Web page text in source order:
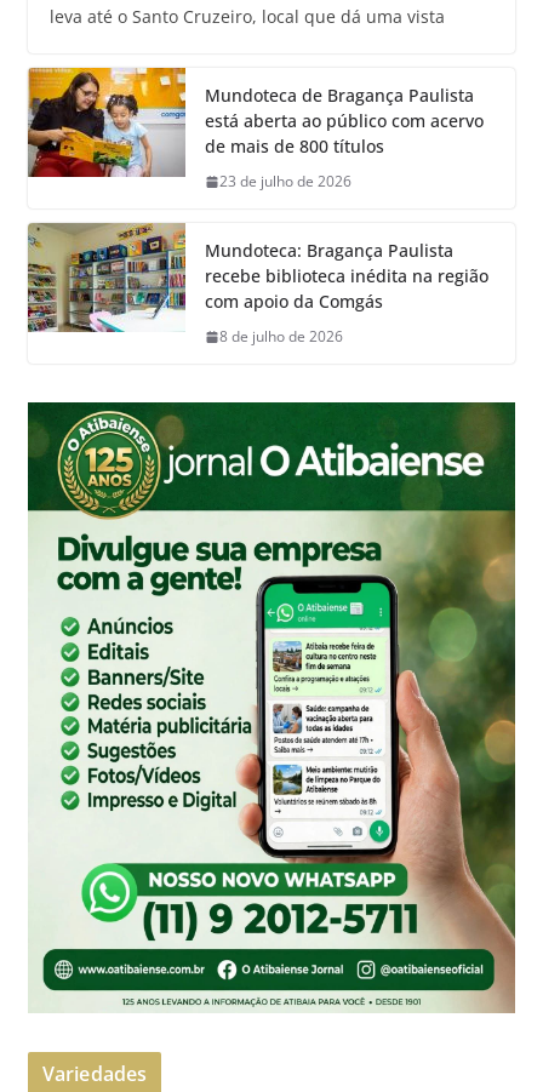
leva até o Santo Cruzeiro, local que dá uma vista
Mundoteca de Bragança Paulista
está aberta ao público com acervo
de mais de 800 títulos
23 de julho de 2026
Mundoteca: Bragança Paulista
recebe biblioteca inédita na região
com apoio da Comgás
8 de julho de 2026
Variedades